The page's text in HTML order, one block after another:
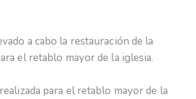
a cabo la restauración de la
el retablo mayor de la iglesia.
para el retablo mayor de la